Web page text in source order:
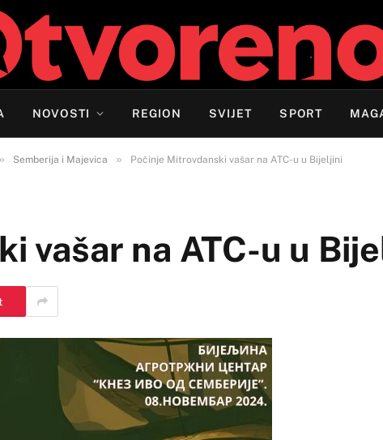
NOVOSTI REGION SVIJET SPORT
» Semberija i Majevica » Počinje Mitrovdanski vašar na ATC-u u Bijeljini
vašar na ATC-u u